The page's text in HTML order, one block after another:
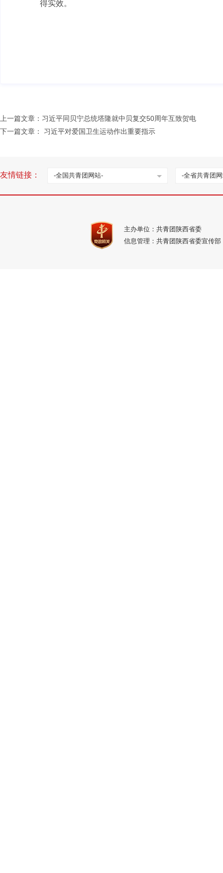
得实效。
上一篇文章： 习近平同贝宁总统塔隆就中贝复交50周年互致贺电
下一篇文章：
习近平对爱国卫生运动作出重要指示
友情链接： -全国共青团网站- -全省共青团
主办单位：共青团陕西省委
信息管理：共青团陕西省委宣传部